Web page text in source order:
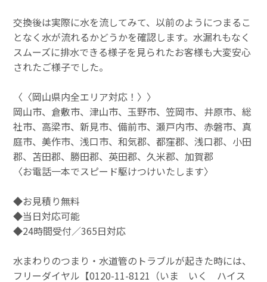
交換後は実際に水を流してみて、以前のようにつまるこ
となく水が流れるかどうかを確認します。水漏れもなく
スムーズに排水できる様子を見られたお客様も大変安心
されたご様子でした。
〈〈岡山県内全エリア対応！〉〉
岡山市、倉敷市、津山市、玉野市、笠岡市、井原市、総
社市、高梁市、新見市、備前市、瀬戸内市、赤磐市、真
庭市、美作市、浅口市、和気郡、都窪郡、浅口郡、小田
郡、苫田郡、勝田郡、英田郡、久米郡、加賀郡
〈お電話一本でスピード駆けつけいたします〉
◆お見積り無料
◆当日対応可能
◆24時間受付／365日対応
水まわりのつまり・水道管のトラブルが起きた時には、
フリーダイヤル【0120-11-8121（いま いく ハイス